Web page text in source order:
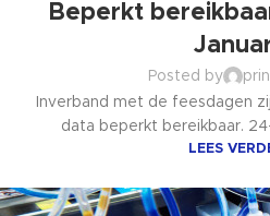
Beperkt
Posted by
Inverband met de feesdagen
data beperkt bereikbaar.
LEES